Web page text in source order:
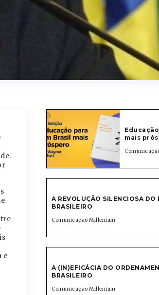
e
mais
A REVOLUÇÃO SILENCIOSA DO
BRASILEIRO
Comunicação Millenium
A (IN)EFICÁCIA DO
BRASILEIRO
Comunicação Millenium